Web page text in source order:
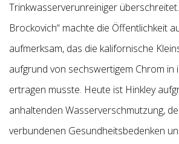
Trinkwasserverunreiniger
Brockovich“ machte die Öffentlichkeit
aufmerksam, das die kalifornische
aufgrund von sechswertigem Chrom in
ertragen musste. Heute ist Hinkley
anhaltenden Wasserverschmutzung,
verbundenen Gesundheitsbedenken